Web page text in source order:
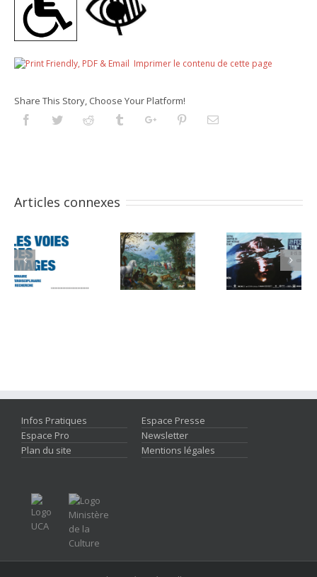
Imprimer le contenu de cette page
Share This Story, Choose Your Platform!
FacebookTwitterReddit TumblrGoogleplusPinterestEmail
Articles connexes
Infos Pratiques
Espace Presse
Espace Pro
Newsletter
Plan du site
Mentions légales